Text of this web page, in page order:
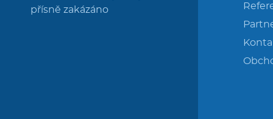
přísně zakázáno